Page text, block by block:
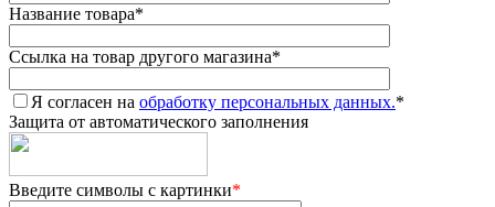
Название товара*
Ссылка на товар другого магазина*
Я согласен на обработку персональных данных.*
Защита от автоматического заполнения
Введите символы с картинки*